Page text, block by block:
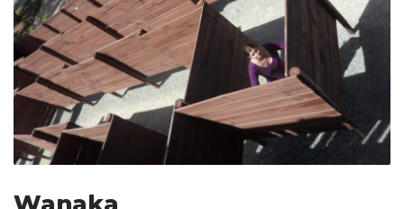
Wanaka